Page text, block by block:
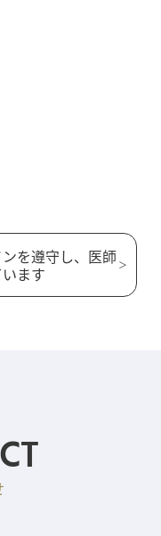
を遵守し、医師
ます